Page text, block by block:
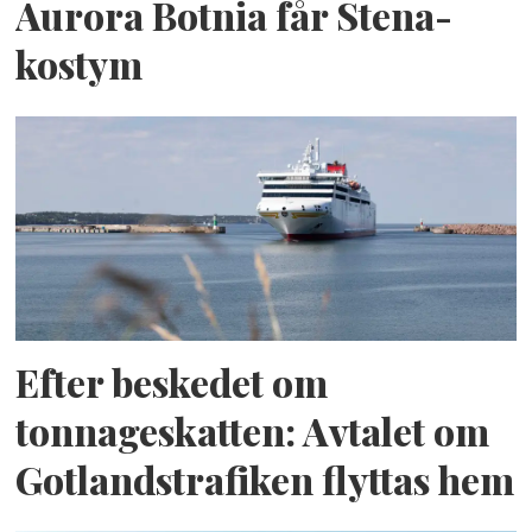
Aurora Botnia får Stena-
kostym
Efter beskedet om
tonnageskatten: Avtalet om
Gotlandstrafiken flyttas hem